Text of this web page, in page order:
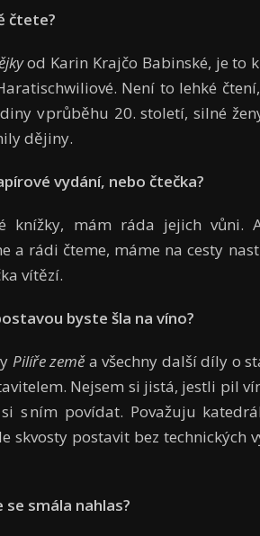
čtete?
od Karin Krajčo Babinské, je to
Není to lehké
v průběhu 20. století, silné
dějiny.
vydání, nebo čtečka?
knížky, mám ráda jejich vůni.
a rádi čteme, máme na cesty
vítězí.
byste šla na víno?
Pilíře zeměa všechny další díly o
Nejsem si jistá, jestli pil
s ním povídat. Považuju
skvosty postavit bez technických
smála nahlas?